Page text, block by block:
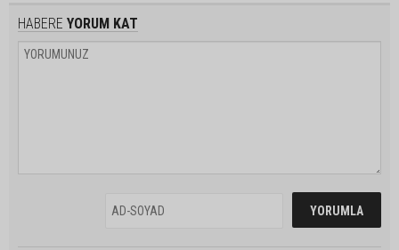
HABERE YORUM KAT